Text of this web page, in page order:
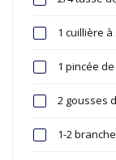
1 cuillière
1 pincée
2 gousses
1-2